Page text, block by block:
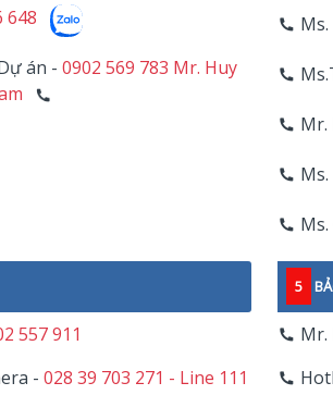
648
án - 0902 569 783 Mr. Huy
557 911
- 028 39 703 271 - Line 111
5